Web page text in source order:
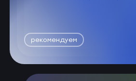
рекомендуем